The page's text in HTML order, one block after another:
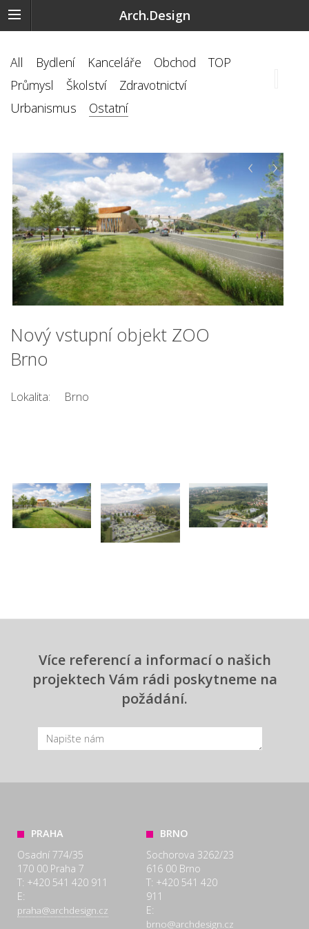
Arch.Design
All Bydlení Kanceláře Obchod
TOP
Průmysl
Školství
Zdravotnictví
Urbanismus
Ostatní
‹ ›
Nový vstupní objekt ZOO
Brno
Lokalita: Brno
Více referencí a informací o našich
projektech Vám rádi poskytneme na
požádání.
PRAHA
Osadní 774/35
170 00 Praha 7
T: +420 541 420 911
E:
praha@archdesign.cz
BRNO
Sochorova 3262/23
616 00 Brno
T: +420 541 420
911
E:
brno@archdesign.cz